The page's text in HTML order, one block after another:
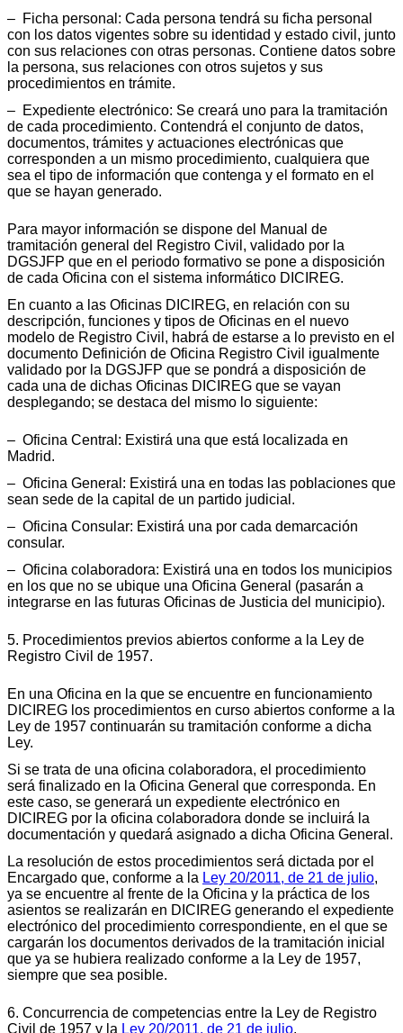
– Ficha personal: Cada persona tendrá su ficha personal
con los datos vigentes sobre su identidad y estado civil, junto
con sus relaciones con otras personas. Contiene datos sobre
la persona, sus relaciones con otros sujetos y sus
procedimientos en trámite.
– Expediente electrónico: Se creará uno para la tramitación
de cada procedimiento. Contendrá el conjunto de datos,
documentos, trámites y actuaciones electrónicas que
corresponden a un mismo procedimiento, cualquiera que
sea el tipo de información que contenga y el formato en el
que se hayan generado.
Para mayor información se dispone del Manual de
tramitación general del Registro Civil, validado por la
DGSJFP que en el periodo formativo se pone a disposición
de cada Oficina con el sistema informático DICIREG.
En cuanto a las Oficinas DICIREG, en relación con su
descripción, funciones y tipos de Oficinas en el nuevo
modelo de Registro Civil, habrá de estarse a lo previsto en el
documento Definición de Oficina Registro Civil igualmente
validado por la DGSJFP que se pondrá a disposición de
cada una de dichas Oficinas DICIREG que se vayan
desplegando; se destaca del mismo lo siguiente:
– Oficina Central: Existirá una que está localizada en
Madrid.
– Oficina General: Existirá una en todas las poblaciones que
sean sede de la capital de un partido judicial.
– Oficina Consular: Existirá una por cada demarcación
consular.
– Oficina colaboradora: Existirá una en todos los municipios
en los que no se ubique una Oficina General (pasarán a
integrarse en las futuras Oficinas de Justicia del municipio).
5. Procedimientos previos abiertos conforme a la Ley de
Registro Civil de 1957.
En una Oficina en la que se encuentre en funcionamiento
DICIREG los procedimientos en curso abiertos conforme a la
Ley de 1957 continuarán su tramitación conforme a dicha
Ley.
Si se trata de una oficina colaboradora, el procedimiento
será finalizado en la Oficina General que corresponda. En
este caso, se generará un expediente electrónico en
DICIREG por la oficina colaboradora donde se incluirá la
documentación y quedará asignado a dicha Oficina General.
La resolución de estos procedimientos será dictada por el
Encargado que, conforme a la Ley 20/2011, de 21 de julio,
ya se encuentre al frente de la Oficina y la práctica de los
asientos se realizarán en DICIREG generando el expediente
electrónico del procedimiento correspondiente, en el que se
cargarán los documentos derivados de la tramitación inicial
que ya se hubiera realizado conforme a la Ley de 1957,
siempre que sea posible.
6. Concurrencia de competencias entre la Ley de Registro
Civil de 1957 y la Ley 20/2011, de 21 de julio.